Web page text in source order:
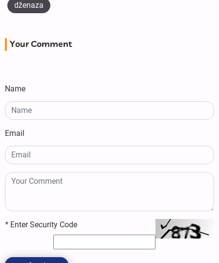
dženaza
Your Comment
Name
Email
* Enter Security Code